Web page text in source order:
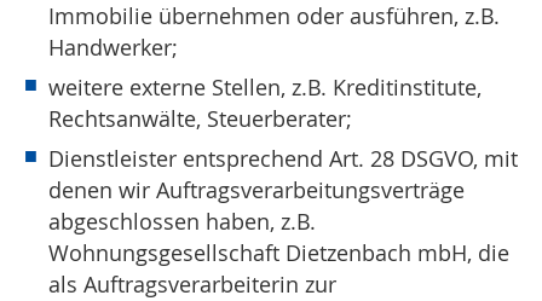
Immobilie übernehmen oder ausführen, z.B.
Handwerker;
weitere externe Stellen, z.B. Kreditinstitute,
Rechtsanwälte, Steuerberater;
Dienstleister entsprechend Art. 28 DSGVO, mit
denen wir Auftragsverarbeitungsverträge
abgeschlossen haben, z.B.
Wohnungsgesellschaft Dietzenbach mbH, die
als Auftragsverarbeiterin zur